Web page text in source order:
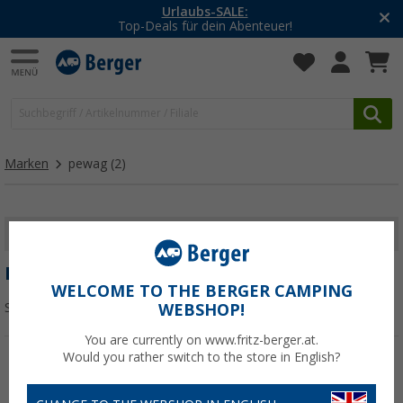
Urlaubs-SALE:
Top-Deals für dein Abenteuer!
Marken pewag (2)
PEWAG
Sortieren:
WELCOME TO THE BERGER CAMPING
WEBSHOP!
You are currently on www.fritz-berger.at.
Would you rather switch to the store in English?